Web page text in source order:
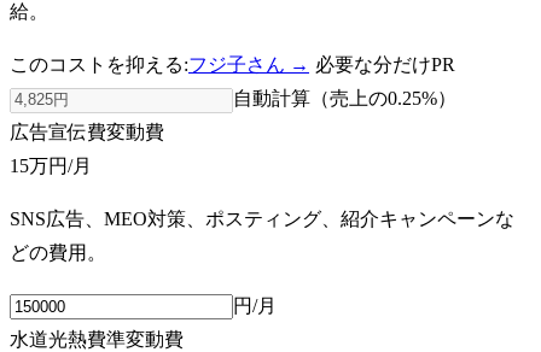
給。
このコストを抑える:フジ子さん → 必要な分だけPR
自動計算（売上の0.25%）
広告宣伝費変動費
15万円/月
SNS広告、MEO対策、ポスティング、紹介キャンペーンな
どの費用。
円/月
水道光熱費準変動費